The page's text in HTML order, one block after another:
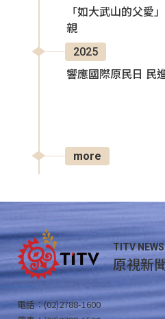
「如大武山的父愛
親
2025
響應國際原民日 民
more
TITV NEWS
原視新
電話：(02)2788-1600